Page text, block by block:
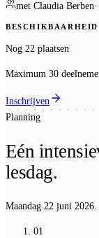
met Claudia Berben·
BESCHIKBAARHEID
Nog 22 plaatsen
Maximum 30
Inschrijven
Planning
Eén
lesdag.
Maandag 22 juni 2026.
01